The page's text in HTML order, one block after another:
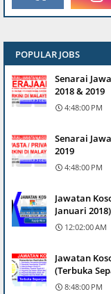
POPULAR JOBS
Senarai
2018 & 2019
4:48:00 PM
Senarai
2019
4:48:00 PM
Jawatan
Januari 2018)
12:02:00 AM
Jawatan
(Terbuka
8:48:00 PM